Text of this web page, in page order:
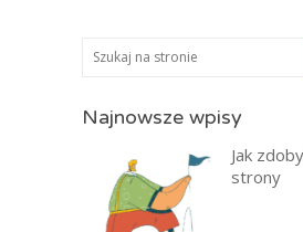
Najnowsze wpisy
Jak
strony